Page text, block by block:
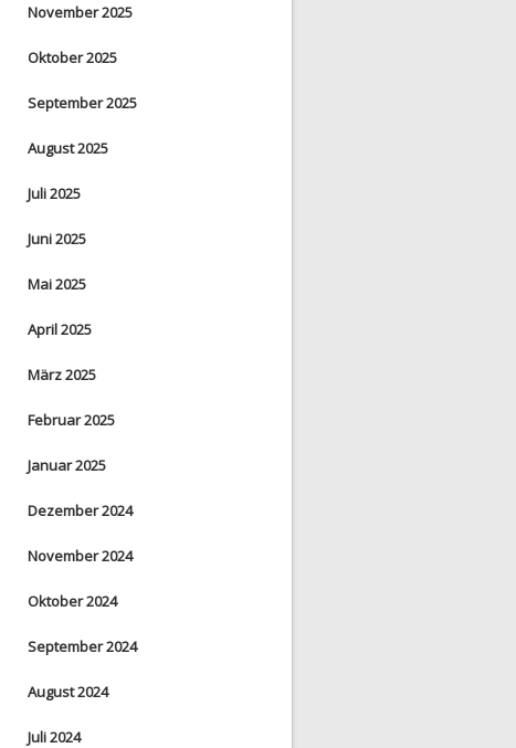
November 2025
Oktober 2025
September 2025
August 2025
Juli 2025
Juni 2025
Mai 2025
April 2025
März 2025
Februar 2025
Januar 2025
Dezember 2024
November 2024
Oktober 2024
September 2024
August 2024
Juli 2024